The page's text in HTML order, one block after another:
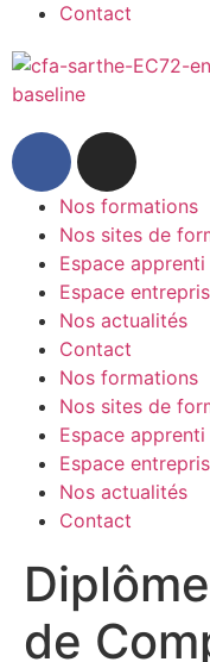
Contact
Nos formations
Nos sites de
Espace apprenti
Espace
Nos actualités
Contact
Nos formations
Nos sites de
Espace apprenti
Espace
Nos actualités
Contact
de